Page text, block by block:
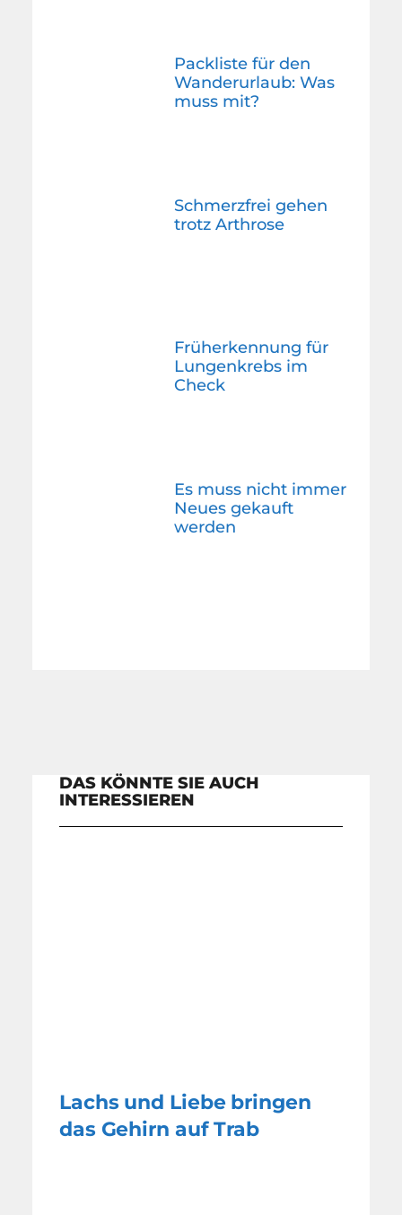
Packliste für den
Wanderurlaub: Was
muss mit?
Schmerzfrei gehen
trotz Arthrose
Früherkennung für
Lungenkrebs im
Check
Es muss nicht immer
Neues gekauft
werden
DAS KÖNNTE SIE AUCH
INTERESSIEREN
Lachs und Liebe bringen
das Gehirn auf Trab